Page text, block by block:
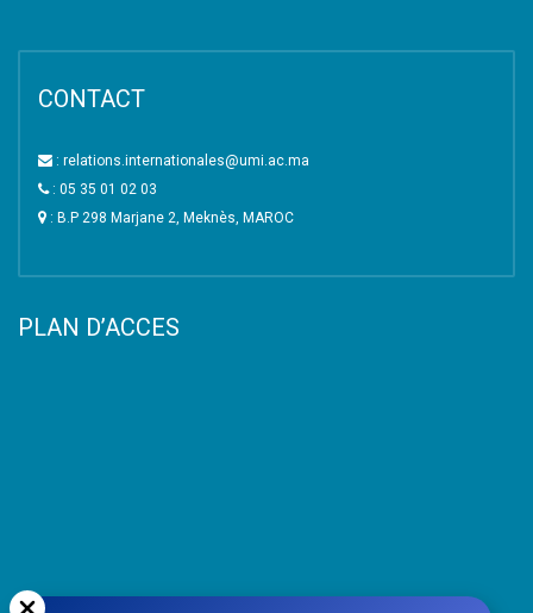
CONTACT
: relations.internationales@umi.ac.ma
: 05 35 01 02 03
: B.P 298 Marjane 2, Meknès, MAROC
PLAN D’ACCES